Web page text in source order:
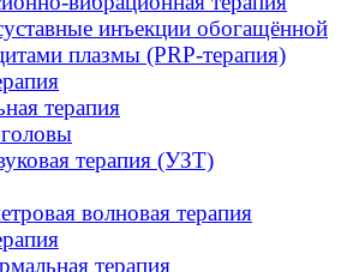
инъекции обогащённой
плазмы (PRP-терапия)
терапия
терапия (УЗТ)
волновая терапия
терапия